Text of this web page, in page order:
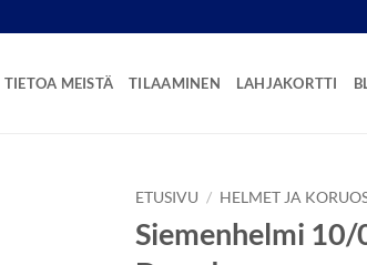
TIETOA MEISTÄ TILAAMINEN LAHJAKORTTI
ETUSIVU / HELMET JA
Siemenhelmi